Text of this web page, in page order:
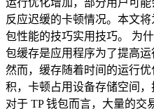
反应迟缓的卡顿情况。本文
包性能的技巧实用技巧。 为
包缓存是应用程序为了提高运
然而，缓存随着时间的运行
积，卡顿占用设备存储空间，
对于 TP 钱包而言，大量的交